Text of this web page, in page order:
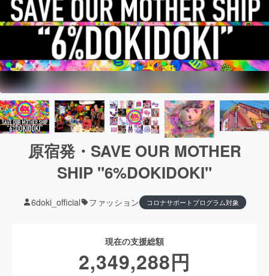
原宿発・SAVE OUR MOTHER
SHIP "6%DOKIDOKI"
6doki_official ファッション コロナサポートプログラム対象
現在の支援総額
2,349,288円